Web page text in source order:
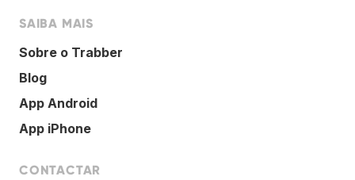
SAIBA MAIS
Sobre o Trabber
Blog
App Android
App iPhone
CONTACTAR